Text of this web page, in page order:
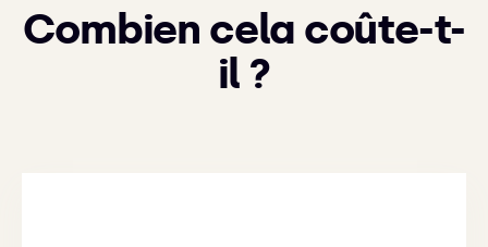
Combien cela coûte-t-
il ?